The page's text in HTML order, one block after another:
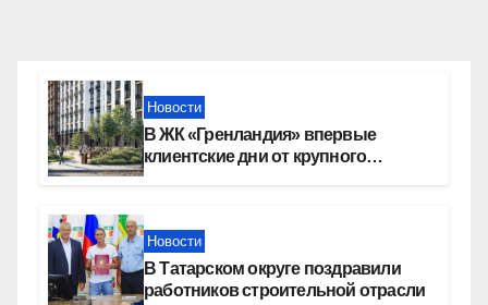
Новости
В ЖК «Гренландия» впервые
клиентские дни от крупного
Новости
В Татарском округе поздравили
работников строительной отрасли